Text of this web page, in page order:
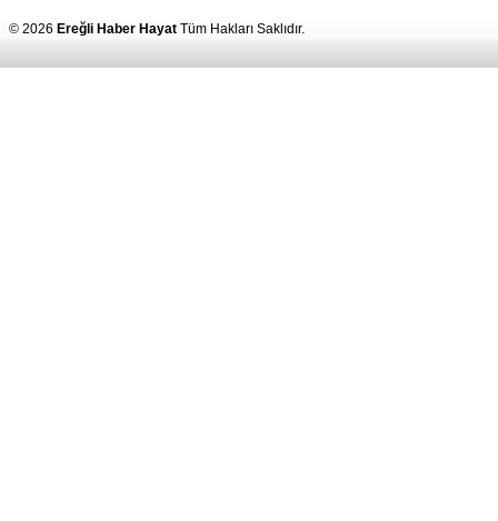
© 2026 Ereğli Haber Hayat Tüm Hakları Saklıdır.